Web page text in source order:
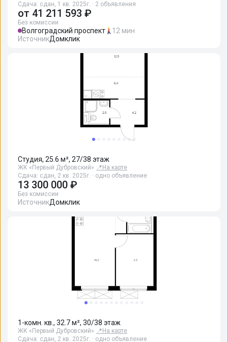
Сдача: сдан, 1 кв. 2025г. · 2 объявления
от 41 211 593 ₽
Без комиссии
Волгоградский проспект
12 мин
ИсточникДомклик
Студия, 25.6 м², 27/38 этаж
ЖК «Первый Дубровский» 📍 На карте
Сдача: сдан, 2 кв. 2025г. · одно объявление
13 300 000 ₽
Без комиссии
ИсточникДомклик
1-комн. кв., 32.7 м², 30/38 этаж
ЖК «Первый Дубровский» 📍 На карте
Сдача: сдан, 2 кв. 2025г. · одно объявление